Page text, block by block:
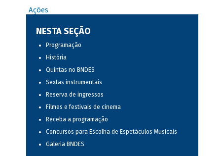
Ações
NESTA SEÇÃO
Programação
História
Quintas no BNDES
Sextas instrumentais
Reserva de ingressos
Filmes e festivais de cinema
Receba a programação
Concursos para Escolha de Espetáculos Musicais
Galeria BNDES